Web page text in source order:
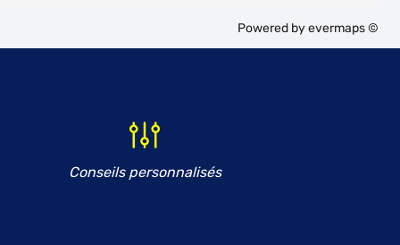
Powered byevermaps ©
Conseils personnalisés